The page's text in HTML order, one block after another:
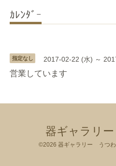
ｶﾚﾝﾀﾞｰ
指定なし 2017-02-22 (水) ～
営業しています
器ギャラリ
©2026 器ギャラリー うつ